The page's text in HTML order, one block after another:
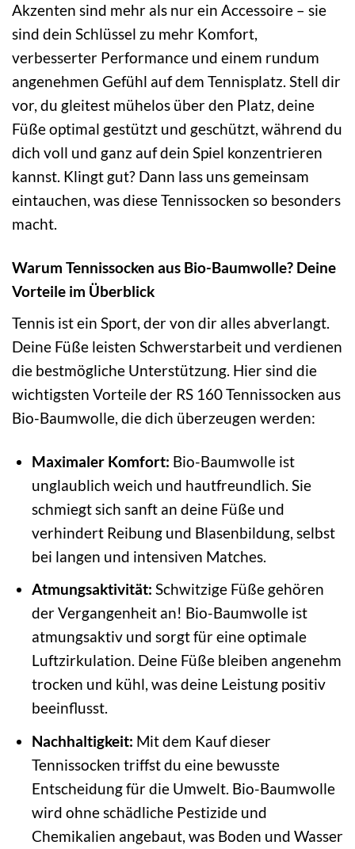
Akzenten sind mehr als nur ein Accessoire – sie
sind dein Schlüssel zu mehr Komfort,
verbesserter Performance und einem rundum
angenehmen Gefühl auf dem Tennisplatz. Stell dir
vor, du gleitest mühelos über den Platz, deine
Füße optimal gestützt und geschützt, während du
dich voll und ganz auf dein Spiel konzentrieren
kannst. Klingt gut? Dann lass uns gemeinsam
eintauchen, was diese Tennissocken so besonders
macht.
Warum Tennissocken aus Bio-Baumwolle? Deine
Vorteile im Überblick
Tennis ist ein Sport, der von dir alles abverlangt.
Deine Füße leisten Schwerstarbeit und verdienen
die bestmögliche Unterstützung. Hier sind die
wichtigsten Vorteile der RS 160 Tennissocken aus
Bio-Baumwolle, die dich überzeugen werden:
Maximaler Komfort: Bio-Baumwolle ist
unglaublich weich und hautfreundlich. Sie
schmiegt sich sanft an deine Füße und
verhindert Reibung und Blasenbildung, selbst
bei langen und intensiven Matches.
Atmungsaktivität: Schwitzige Füße gehören
der Vergangenheit an! Bio-Baumwolle ist
atmungsaktiv und sorgt für eine optimale
Luftzirkulation. Deine Füße bleiben angenehm
trocken und kühl, was deine Leistung positiv
beeinflusst.
Nachhaltigkeit: Mit dem Kauf dieser
Tennissocken triffst du eine bewusste
Entscheidung für die Umwelt. Bio-Baumwolle
wird ohne schädliche Pestizide und
Chemikalien angebaut, was Boden und Wasser